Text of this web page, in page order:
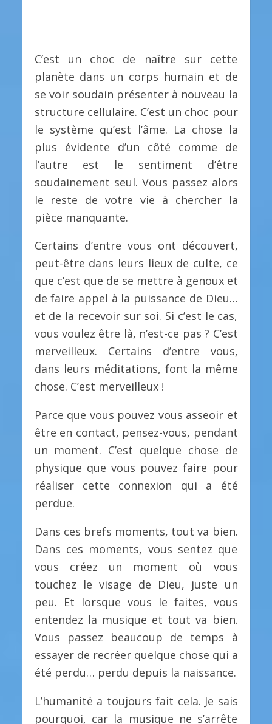
C’est un choc de naître sur cette
planète dans un corps humain et de
se voir soudain présenter à nouveau la
structure cellulaire. C’est un choc pour
le système qu’est l’âme. La chose la
plus évidente d’un côté comme de
l’autre est le sentiment d’être
soudainement seul. Vous passez alors
le reste de votre vie à chercher la
pièce manquante.
Certains d’entre vous ont découvert,
peut-être dans leurs lieux de culte, ce
que c’est que de se mettre à genoux et
de faire appel à la puissance de Dieu…
et de la recevoir sur soi. Si c’est le cas,
vous voulez être là, n’est-ce pas ? C’est
merveilleux. Certains d’entre vous,
dans leurs méditations, font la même
chose. C’est merveilleux !
Parce que vous pouvez vous asseoir et
être en contact, pensez-vous, pendant
un moment. C’est quelque chose de
physique que vous pouvez faire pour
réaliser cette connexion qui a été
perdue.
Dans ces brefs moments, tout va bien.
Dans ces moments, vous sentez que
vous créez un moment où vous
touchez le visage de Dieu, juste un
peu. Et lorsque vous le faites, vous
entendez la musique et tout va bien.
Vous passez beaucoup de temps à
essayer de recréer quelque chose qui a
été perdu… perdu depuis la naissance.
L’humanité a toujours fait cela. Je sais
pourquoi, car la musique ne s’arrête